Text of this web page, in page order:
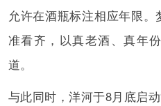
允许在酒瓶标注相应年限
准看齐，以真老酒、真年
道。
与此同时，洋河于8月底启